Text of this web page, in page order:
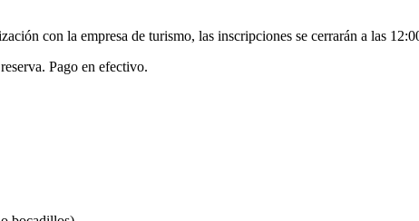
con la empresa de turismo, las inscripciones se cerrarán a las
Pago en efectivo.